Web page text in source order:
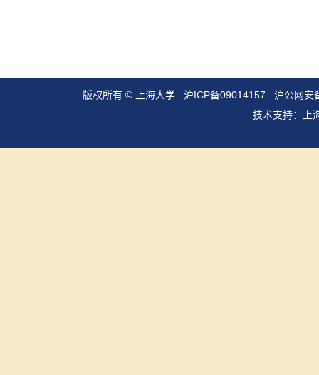
版权所有 ©上海大学 沪ICP备09014157
沪公网安
技术支持：